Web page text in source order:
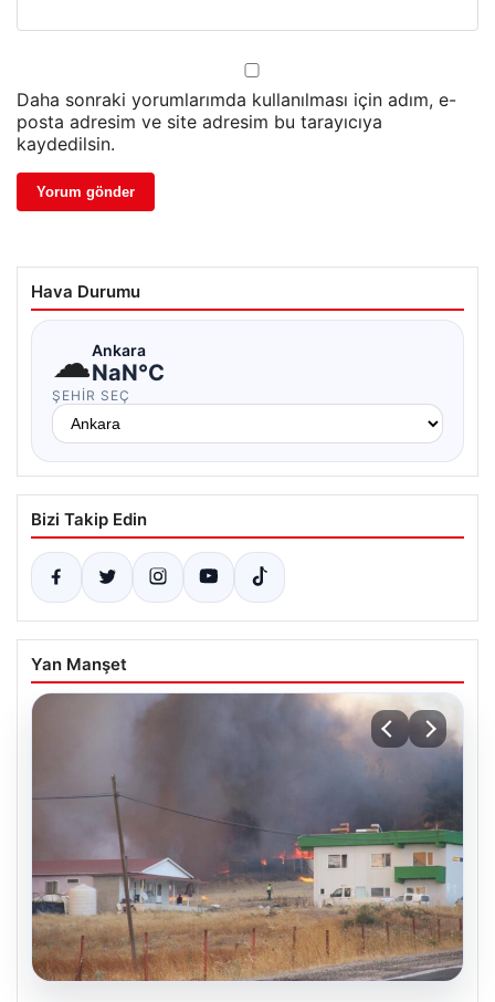
Daha sonraki yorumlarımda kullanılması için adım, e-
posta adresim ve site adresim bu tarayıcıya
kaydedilsin.
Hava Durumu
☁Ankara
NaN°C
ŞEHIR SEÇ
Bizi Takip Edin
Yan Manşet